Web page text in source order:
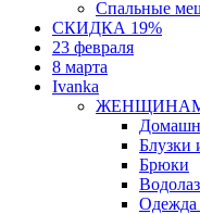
Спальные
СКИДКА 19%
23 февраля
8 марта
Ivanka
Блузки
Брюки
Одежда